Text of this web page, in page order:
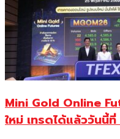
Mini Gold Online
ใหม่ เทรดได้แล้ววันนี้ที่